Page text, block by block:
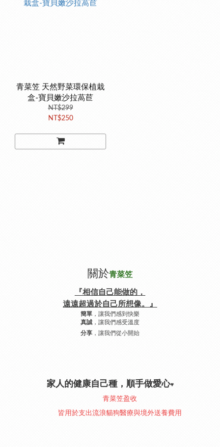
青菜笠 天然野菜環保植栽
盒-寶貝嫩沙拉萵苣
NT$299
NT$250
關於青菜笠
『相信自己能做的，
遠遠超過於自己所想像。』
簡單 ，讓我們感到快樂
真誠 ，讓我們感受溫度
分享 ，讓我們從小開始
家人的健康自己種，順手做愛心♥︎
青菜笠盈收
皆用於支出流浪貓狗醫療與境外送養費用